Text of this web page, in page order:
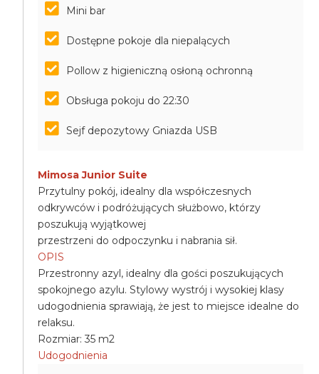
Mini bar
Dostępne pokoje dla niepalących
Pollow z higieniczną osłoną ochronną
Obsługa pokoju do 22:30
Sejf depozytowy Gniazda USB
Mimosa Junior Suite
Przytulny pokój, idealny dla współczesnych
odkrywców i podróżujących służbowo, którzy
poszukują wyjątkowej
przestrzeni do odpoczynku i nabrania sił.
OPIS
Przestronny azyl, idealny dla gości poszukujących
spokojnego azylu. Stylowy wystrój i wysokiej klasy
udogodnienia sprawiają, że jest to miejsce idealne do
relaksu.
Rozmiar: 35 m2
Udogodnienia